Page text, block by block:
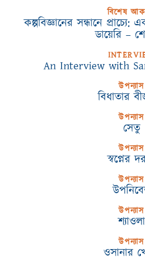
বিশেষ
কল্পবিজ্ঞানের সন্ধানে
ডায়েরি –
An Interview with
উপন্যাস
বিধাতার
উপন্যাস
সেতু
উপন্যাস
স্বপ্নের
উপন্যাস
উপন্যাস
শ্যাওলা
উপন্যাস
ওসানার